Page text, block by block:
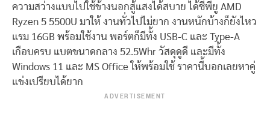
ความสว่างแบบไปใช้ข้างนอกสู้แสงได้สบาย ได้ซีพียู AMD
Ryzen 5 5500U มาให้ งานทั่วไปไม่ยาก งานหนักบ้างก็ยังไหว
แรม 16GB พร้อมใช้งาน พอร์ตก็มีทั้ง USB-C และ Type-A
เกือบครบ แบตขนาดกลาง 52.5Whr วัสดุดูดี และมีทั้ง
Windows 11 และ MS Office ให้พร้อมใช้ ราคานี้บอกเลยหาคู่
แข่งเปรียบได้ยาก
ADVERTISEMENT